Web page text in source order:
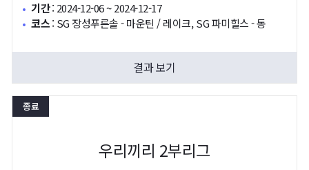
기간: 2024-12-06 ~ 2024-12-17
코스: SG 장성푸른솔 - 마운틴 / 레이크, SG 파미힐스 - 동
결과 보기
종료
우리끼리 2부리그